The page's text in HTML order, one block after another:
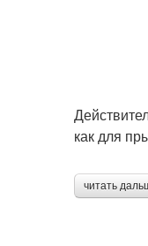
как для
читать